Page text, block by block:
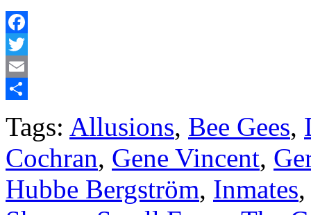
Facebook
Twitter
Email
Tags: Allusions, Bee Gees,
Cochran, Gene Vincent,
Hubbe Bergström, Inmates